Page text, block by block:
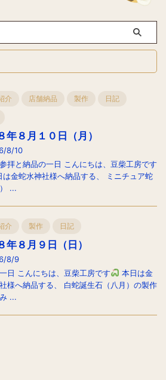
介 店舗納品 製作 日記
年８月１０日（月）
8/10
拝と納品の一日 こんにちは、豆柴工房です
は金蛇水神社様へ納品する、 ミニチュア蛇
...
介 製作 日記
年８月９日（日）
8/9
日 こんにちは、豆柴工房です
本日は金
様へ納品する、 白蛇誕生石（八月）の製作
...